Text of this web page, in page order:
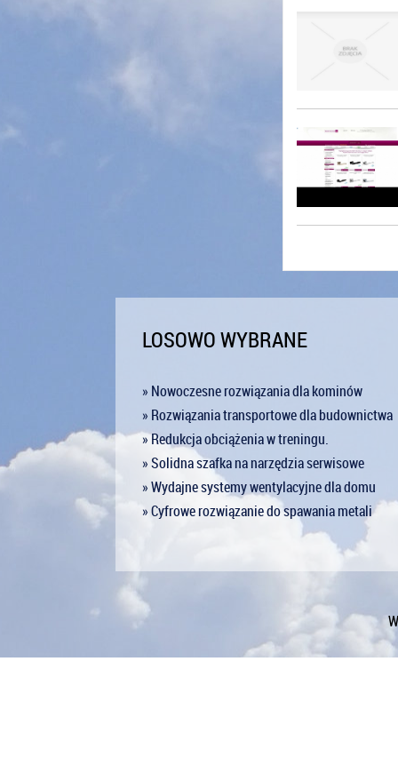
LOSOWO WYBRANE
» Nowoczesne rozwiązania dla kominów
» Rozwiązania transportowe dla budownictwa
» Redukcja obciążenia w treningu.
» Solidna szafka na narzędzia serwisowe
» Wydajne systemy wentylacyjne dla domu
» Cyfrowe rozwiązanie do spawania metali